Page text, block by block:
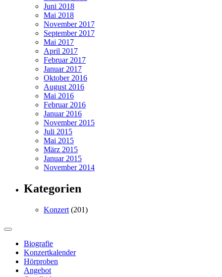
Juni 2018
Mai 2018
November 2017
September 2017
Mai 2017
April 2017
Februar 2017
Januar 2017
Oktober 2016
August 2016
Mai 2016
Februar 2016
Januar 2016
November 2015
Juli 2015
Mai 2015
März 2015
Januar 2015
November 2014
Kategorien
Konzert (201)
Biografie
Konzertkalender
Hörproben
Angebot